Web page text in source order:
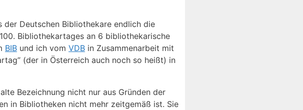
der Deutschen Bibliothekare endlich die
Bibliothekartages an 6 bibliothekarische
BIB und ich vom VDB in Zusammenarbeit mit
(der in Österreich auch noch so heißt) in
Bezeichnung nicht nur aus Gründen der
in Bibliotheken nicht mehr zeitgemäß ist. Sie